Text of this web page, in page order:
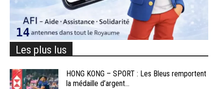
Les plus lus
HONG KONG – SPORT : Les Bleus remportent
la médaille d’argent...